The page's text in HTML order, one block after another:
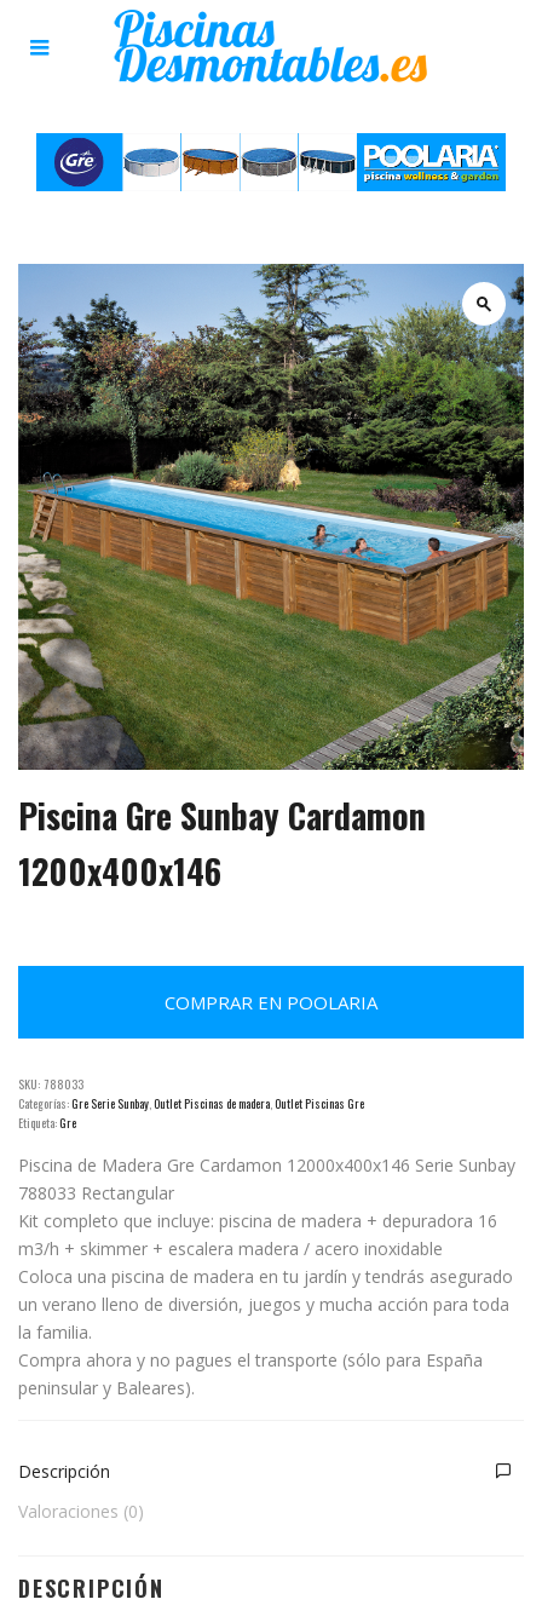
Piscina Gre Sunbay Cardamon
1200x400x146
Piscina de Madera Gre Cardamon 12000x400x146 Serie Sunbay
788033 Rectangular
Kit completo que incluye: piscina de madera + depuradora 16
m3/h + skimmer + escalera madera / acero inoxidable
Coloca una piscina de madera en tu jardín y tendrás asegurado
un verano lleno de diversión, juegos y mucha acción para toda
la familia.
Compra ahora y no pagues el transporte (sólo para España
peninsular y Baleares).
COMPRAR EN POOLARIA
SKU: 788033
Categorías:Gre Serie Sunbay Outlet Piscinas de madera Outlet Piscinas Gre
Etiqueta:Gre
Descripción
Valoraciones (0)
DESCRIPCIÓN